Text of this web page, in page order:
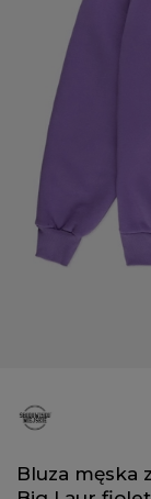
Bluza męska